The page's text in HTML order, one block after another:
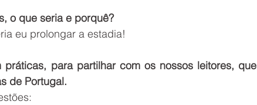
o que seria e porquê?
eu prolongar a estadia!
práticas, para partilhar com os nossos leitores, que
de Portugal.